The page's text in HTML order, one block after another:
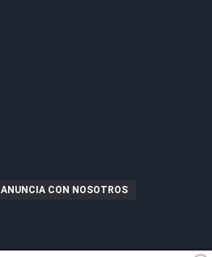
ANUNCIA CON NOSOTROS